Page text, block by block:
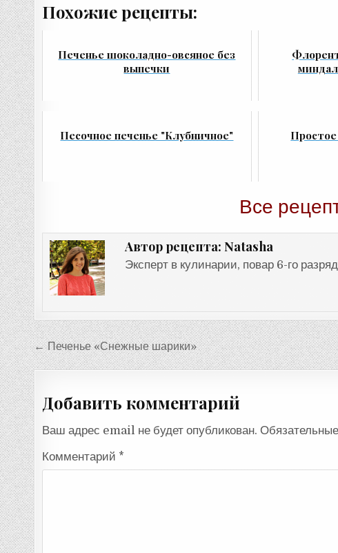
Похожие рецепты:
Печенье шоколадно-овсяное без
выпечки
Песочное печенье "Клубничное" Простое
Все
Автор рецепта: Natasha
Эксперт в кулинарии, повар 6-го
Навигация
по
записям
← Печенье «Снежные шарики»
Добавить комментарий
Ваш адрес email не будет опубликован.
Комментарий *